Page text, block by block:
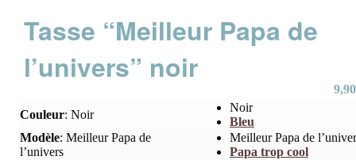
Tasse “Meilleur Papa de
l’univers” noir
9,90
Couleur: Noir
Noir
Bleu
Modèle: Meilleur Papa de
l’univers
Meilleur Papa de
Papa trop cool